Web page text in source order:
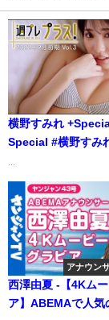
横野すみれ
Special #横野すみ
プして堂々の帰還
前期＞～Sumire
（2022年09月13日
Channel【集英社
ーイ公式】さんより
アナウン
西澤由夏 -【4Kム
ア】ABEMAで人気